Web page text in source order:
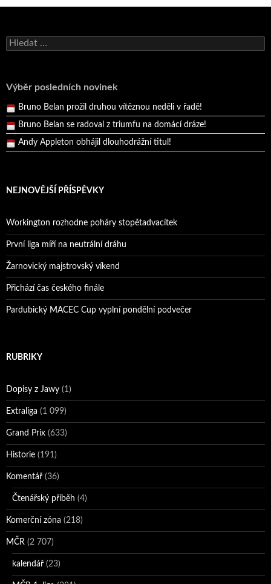
Vyhledávání
Výběr posledních novinek
Andy Appleton obhájil dlouhodrážní titul!
Bruno Belan prožil druhou vítěznou neděli v řadě!
Bruno Belan se radoval z triumfu na domácí dráze!
Andy Appleton obhájil dlouhodrážní titul!
Reprezentační dvojice brala český titul!
NEJNOVĚJŠÍ PŘÍSPĚVKY
Workington rozhodne poháry stopětadvacítek
První liga míří na neutrální dráhu
Žarnovický majstrovský víkend
Přichází čas českého finále
Pardubický MACEC Cup vyplní pondělní podvečer
RUBRIKY
Dopisy z Jawy (1)
Extraliga (1 099)
Grand Prix (633)
Historie (191)
Komentář (36)
Čtenářský příběh (4)
Komerční zóna (218)
MČR (2 707)
kalendář (23)